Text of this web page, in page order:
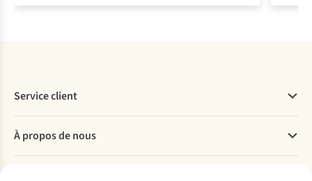
Service client
Commander
Payer
À propos de nous